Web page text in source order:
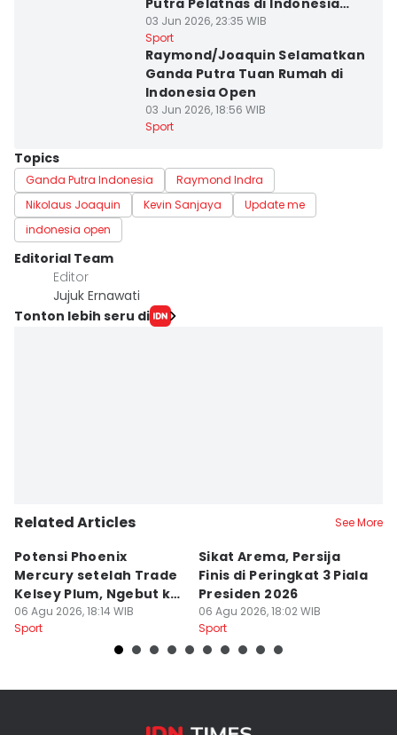
Putra Pelatnas di Indonesia
Open 2026
03 Jun 2026, 23:35 WIB
Sport
Raymond/Joaquin Selamatkan
Ganda Putra Tuan Rumah di
Indonesia Open
03 Jun 2026, 18:56 WIB
Sport
Topics
Ganda Putra Indonesia
Raymond Indra
Nikolaus Joaquin
Kevin Sanjaya
Update me
indonesia open
Editorial Team
Editor
Jujuk Ernawati
Tonton lebih seru di
Related Articles See More
Potensi Phoenix
Mercury setelah Trade
Kelsey Plum, Ngebut ke
Playoff?
06 Agu 2026, 18:14 WIB
Sport
Sikat Arema, Persija
Finis di Peringkat 3 Piala
Presiden 2026
06 Agu 2026, 18:02 WIB
Sport